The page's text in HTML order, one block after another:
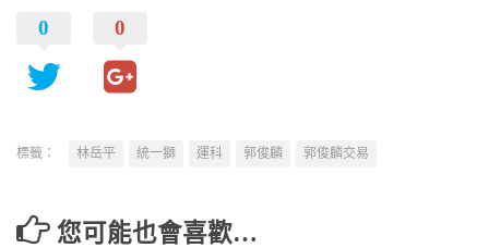
0 0
標籤： 林岳平 統一獅 運科 郭俊麟 郭俊麟交易
您可能也會喜歡…